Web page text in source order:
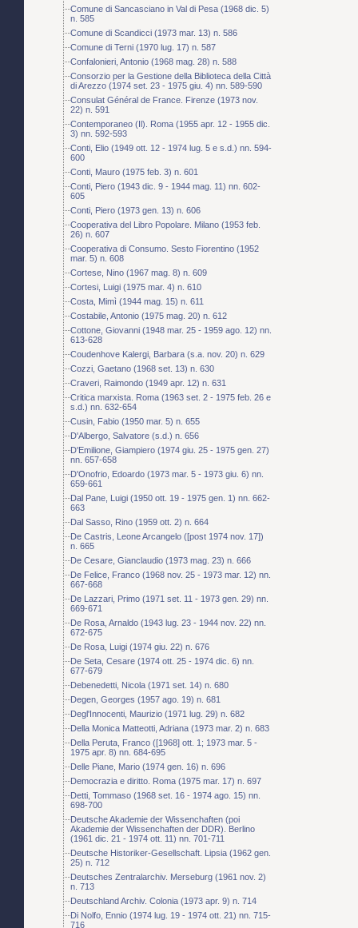
Comune di Sancasciano in Val di Pesa (1968 dic. 5)
n. 585
Comune di Scandicci (1973 mar. 13) n. 586
Comune di Terni (1970 lug. 17) n. 587
Confalonieri, Antonio (1968 mag. 28) n. 588
Consorzio per la Gestione della Biblioteca della Città
di Arezzo (1974 set. 23 - 1975 giu. 4) nn. 589-590
Consulat Général de France. Firenze (1973 nov.
22) n. 591
Contemporaneo (Il). Roma (1955 apr. 12 - 1955 dic.
3) nn. 592-593
Conti, Elio (1949 ott. 12 - 1974 lug. 5 e s.d.) nn. 594-
600
Conti, Mauro (1975 feb. 3) n. 601
Conti, Piero (1943 dic. 9 - 1944 mag. 11) nn. 602-
605
Conti, Piero (1973 gen. 13) n. 606
Cooperativa del Libro Popolare. Milano (1953 feb.
26) n. 607
Cooperativa di Consumo. Sesto Fiorentino (1952
mar. 5) n. 608
Cortese, Nino (1967 mag. 8) n. 609
Cortesi, Luigi (1975 mar. 4) n. 610
Costa, Mimì (1944 mag. 15) n. 611
Costabile, Antonio (1975 mag. 20) n. 612
Cottone, Giovanni (1948 mar. 25 - 1959 ago. 12) nn.
613-628
Coudenhove Kalergi, Barbara (s.a. nov. 20) n. 629
Cozzi, Gaetano (1968 set. 13) n. 630
Craveri, Raimondo (1949 apr. 12) n. 631
Critica marxista. Roma (1963 set. 2 - 1975 feb. 26 e
s.d.) nn. 632-654
Cusin, Fabio (1950 mar. 5) n. 655
D'Albergo, Salvatore (s.d.) n. 656
D'Emilione, Giampiero (1974 giu. 25 - 1975 gen. 27)
nn. 657-658
D'Onofrio, Edoardo (1973 mar. 5 - 1973 giu. 6) nn.
659-661
Dal Pane, Luigi (1950 ott. 19 - 1975 gen. 1) nn. 662-
663
Dal Sasso, Rino (1959 ott. 2) n. 664
De Castris, Leone Arcangelo ([post 1974 nov. 17])
n. 665
De Cesare, Gianclaudio (1973 mag. 23) n. 666
De Felice, Franco (1968 nov. 25 - 1973 mar. 12) nn.
667-668
De Lazzari, Primo (1971 set. 11 - 1973 gen. 29) nn.
669-671
De Rosa, Arnaldo (1943 lug. 23 - 1944 nov. 22) nn.
672-675
De Rosa, Luigi (1974 giu. 22) n. 676
De Seta, Cesare (1974 ott. 25 - 1974 dic. 6) nn.
677-679
Debenedetti, Nicola (1971 set. 14) n. 680
Degen, Georges (1957 ago. 19) n. 681
Degl'Innocenti, Maurizio (1971 lug. 29) n. 682
Della Monica Matteotti, Adriana (1973 mar. 2) n. 683
Della Peruta, Franco ([1968] ott. 1; 1973 mar. 5 -
1975 apr. 8) nn. 684-695
Delle Piane, Mario (1974 gen. 16) n. 696
Democrazia e diritto. Roma (1975 mar. 17) n. 697
Detti, Tommaso (1968 set. 16 - 1974 ago. 15) nn.
698-700
Deutsche Akademie der Wissenchaften (poi
Akademie der Wissenchaften der DDR). Berlino
(1961 dic. 21 - 1974 ott. 11) nn. 701-711
Deutsche Historiker-Gesellschaft. Lipsia (1962 gen.
25) n. 712
Deutsches Zentralarchiv. Merseburg (1961 nov. 2)
n. 713
Deutschland Archiv. Colonia (1973 apr. 9) n. 714
Di Nolfo, Ennio (1974 lug. 19 - 1974 ott. 21) nn. 715-
716